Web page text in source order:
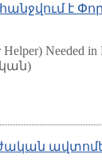
է
Needed in